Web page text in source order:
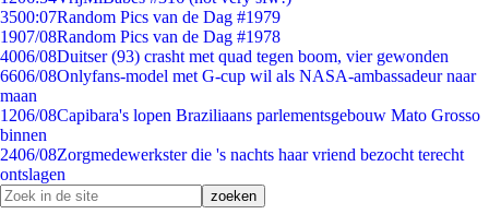
3500:07Random Pics van de Dag #1979
1907/08Random Pics van de Dag #1978
4006/08Duitser (93) crasht met quad tegen boom, vier gewonden
6606/08Onlyfans-model met G-cup wil als NASA-ambassadeur naar
maan
1206/08Capibara's lopen Braziliaans parlementsgebouw Mato Grosso
binnen
2406/08Zorgmedewerkster die 's nachts haar vriend bezocht terecht
ontslagen